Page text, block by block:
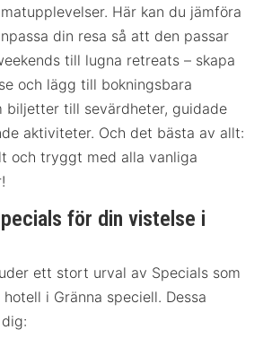
Här kan du jämföra
din resa så att den passar
till lugna retreats – skapa
och lägg till bokningsbara
biljetter till sevärdheter, guidade
aktiviteter. Och det bästa av allt:
och tryggt med alla vanliga
för din vistelse i
ett stort urval av Specials som
i Gränna speciell. Dessa